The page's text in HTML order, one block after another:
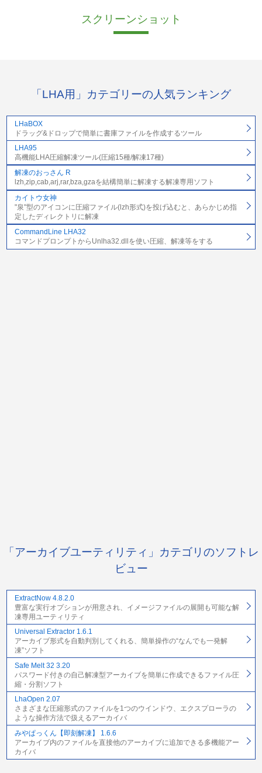
スクリーンショット
「LHA用」カテゴリーの人気ランキング
LHaBOX
ドラッグ&ドロップで簡単に書庫ファイルを作成するツール
LHA95
高機能LHA圧縮解凍ツール(圧縮15種/解凍17種)
解凍のおっさん R
lzh,zip,cab,arj,rar,bza,gzaを結構簡単に解凍する解凍専用ソフト
カイトウ女神
"泉"型のアイコンに圧縮ファイル(lzh形式)を投げ込むと、あらかじめ指
定したディレクトリに解凍
CommandLine LHA32
コマンドプロンプトからUnlha32.dllを使い圧縮、解凍等をする
「アーカイブユーティリティ」カテゴリのソフトレ
ビュー
ExtractNow 4.8.2.0
豊富な実行オプションが用意され、イメージファイルの展開も可能な解
凍専用ユーティリティ
Universal Extractor 1.6.1
アーカイブ形式を自動判別してくれる、簡単操作の“なんでも一発解
凍”ソフト
Safe Melt 32 3.20
パスワード付きの自己解凍型アーカイブを簡単に作成できるファイル圧
縮・分割ソフト
LhaOpen 2.07
さまざまな圧縮形式のファイルを1つのウインドウ、エクスプローラの
ような操作方法で扱えるアーカイバ
みやぱっくん【即刻解凍】 1.6.6
アーカイブ内のファイルを直接他のアーカイブに追加できる多機能アー
カイバ